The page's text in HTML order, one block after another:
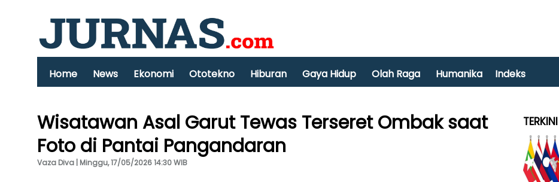
Home News Ekonomi Ototekno Hiburan Gaya Hidup Olah Raga Humanika Indeks
Wisatawan Asal Garut Tewas Terseret Ombak saat
Foto di Pantai Pangandaran
Vaza Diva | Minggu, 17/05/2026 14:30 WIB
TERKINI